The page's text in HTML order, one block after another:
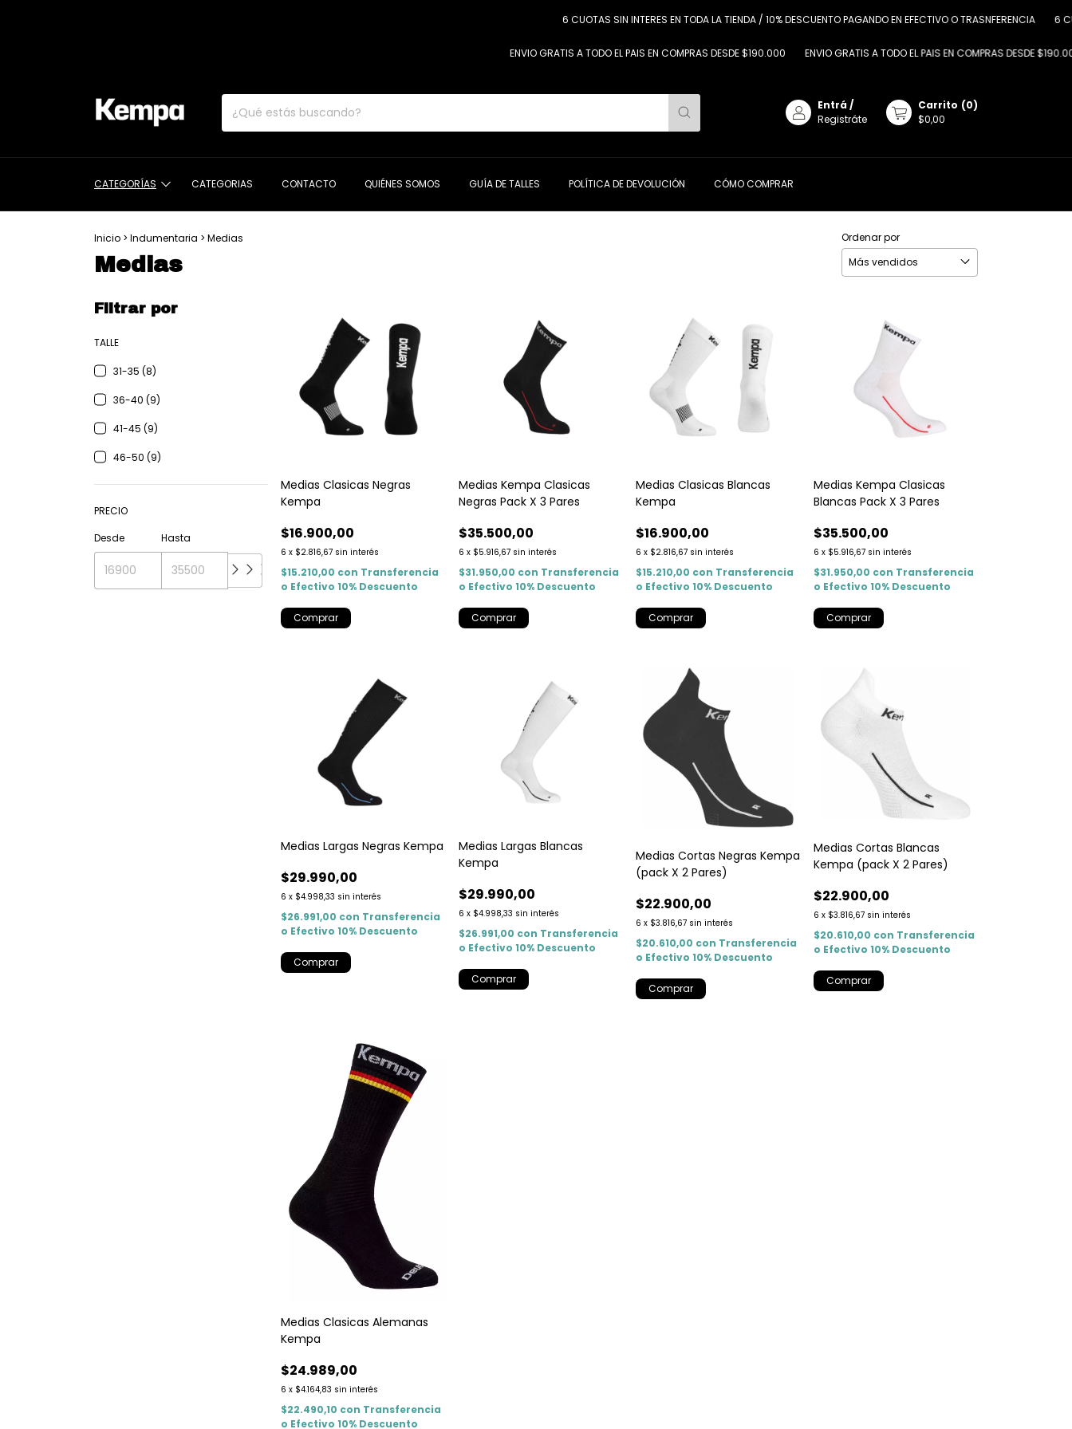
6 CUOTAS SIN INTERES EN TODA LA TIENDA / 10% DESCUENTO PAGANDO EN EFECTIVO O TRASNFERENCIA 6 CUOTAS
ENVIO GRATIS A TODO EL PAIS EN COMPRAS DESDE $190.000 ENVIO GRATIS A TODO EL PAIS EN COMPRAS DESDE $190.000
Entrá/
Registráte
Carrito (0)
$0,00
CATEGORÍAS CATEGORIAS CONTACTO QUIÉNES SOMOS GUÍA DE TALLES POLÍTICA DE DEVOLUCIÓN CÓMO COMPRAR
Inicio > Indumentaria > Medias
Medias
Ordenar por
Filtrar por
TALLE
31-35 (8)
36-40 (9)
41-45 (9)
46-50 (9)
PRECIO
Desde
Hasta
Medias Clasicas Negras
Kempa
$16.900,00
6 x $2.816,67 sin interés
$15.210,00 con Transferencia
o Efectivo 10% Descuento
Comprar
Medias Kempa Clasicas
Negras Pack X 3 Pares
$35.500,00
6 x $5.916,67 sin interés
$31.950,00 con Transferencia
o Efectivo 10% Descuento
Comprar
Medias Clasicas Blancas
Kempa
$16.900,00
6 x $2.816,67 sin interés
$15.210,00 con Transferencia
o Efectivo 10% Descuento
Comprar
Medias Kempa Clasicas
Blancas Pack X 3 Pares
$35.500,00
6 x $5.916,67 sin interés
$31.950,00 con Transferencia
o Efectivo 10% Descuento
Comprar
Medias Largas Negras Kempa
$29.990,00
6 x $4.998,33 sin interés
$26.991,00 con Transferencia
o Efectivo 10% Descuento
Comprar
Medias Largas Blancas
Kempa
$29.990,00
6 x $4.998,33 sin interés
$26.991,00 con Transferencia
o Efectivo 10% Descuento
Comprar
Medias Cortas Negras Kempa
(pack X 2 Pares)
$22.900,00
6 x $3.816,67 sin interés
$20.610,00 con Transferencia
o Efectivo 10% Descuento
Comprar
Medias Cortas Blancas
Kempa (pack X 2 Pares)
$22.900,00
6 x $3.816,67 sin interés
$20.610,00 con Transferencia
o Efectivo 10% Descuento
Comprar
Medias Clasicas Alemanas
Kempa
$24.989,00
6 x $4.164,83 sin interés
$22.490,10 con Transferencia
o Efectivo 10% Descuento